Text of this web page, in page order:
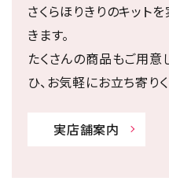
さくらほりきりのキット
きます。
たくさんの商品もご用意
ひ、お気軽にお立ち寄り
実店舗案内